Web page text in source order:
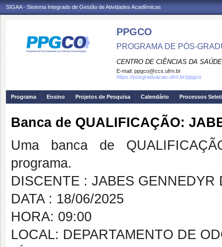
SIGAA - Sistema Integrado de Gestão de Atividades Acadêmicas
PPGCO
PROGRAMA DE PÓS-
CENTRO DE CIÊNCIAS DA SAÚDE
E-mail: ppgco@ccs.ufrn.br
https://posgraduacao.ufrn.br/ppgco
Programa Ensino Projetos de Pesquisa Calendário Processos
Banca de QUALIFICAÇÃO:
Uma banca de
programa.
DISCENTE : JABES GENNEDYR
DATA : 18/06/2025
HORA: 09:00
LOCAL: DEPARTAMENTO DE